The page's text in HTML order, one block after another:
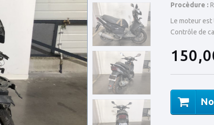
Procèdure :
Le moteur
Contrôle de